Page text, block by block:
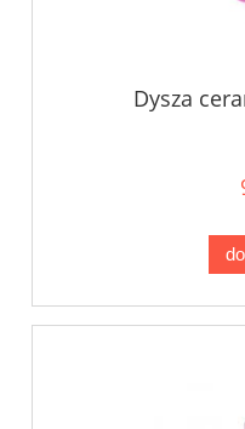
Dysza